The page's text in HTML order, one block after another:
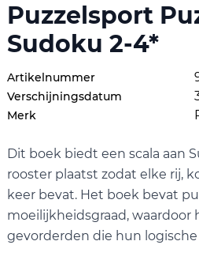
Puzzelsport
Sudoku 2-4*
Artikelnummer
Verschijningsdatum
Merk
Dit boek biedt een scala aan
rooster plaatst zodat elke rij,
keer bevat. Het boek bevat
moeilijkheidsgraad, waardoor
gevorderden die hun